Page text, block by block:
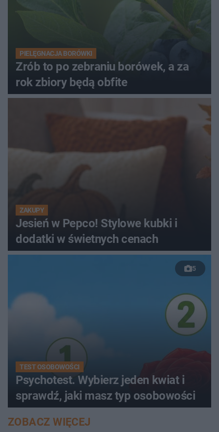
PIELĘGNACJA BORÓWKI
Zrób to po zebraniu borówek, a za
rok zbiory będą obfite
ZAKUPY
Jesień w Pepco! Stylowe kubki i
dodatki w świetnych cenach
5
TEST OSOBOWOŚCI
Psychotest. Wybierz jeden kwiat i
sprawdź, jaki masz typ osobowości
ZOBACZ WIĘCEJ